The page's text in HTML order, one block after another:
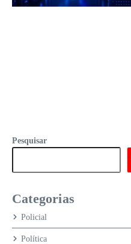
Pesquisar
Categorias
Policial
Política